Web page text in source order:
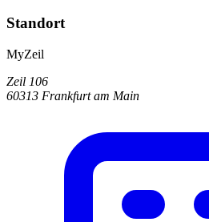
Standort
MyZeil
Zeil 106
60313 Frankfurt am Main